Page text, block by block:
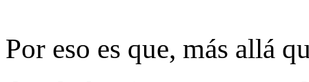
Por eso es que, más allá